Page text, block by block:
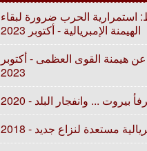
استمرارية الحرب ضرورة لبقاء
الهيمنة الإمبريالية - أكتوبر 2023
عن هيمنة القوى العظمى - أكتوبر
2023
بيروت ... وانفجار البلد - 2020
مستعدة لنزاع جديد - 2018